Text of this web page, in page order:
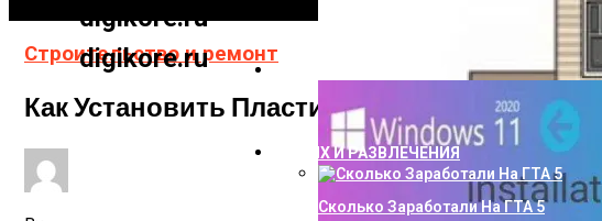
digikore.ru
digikore.ru
ОТДЫХ И РАЗВЛЕЧЕНИЯ
Сколько Заработали На ГТА 5
Строительство и ремонт
Как Установить Пластиковую Дверь Своими